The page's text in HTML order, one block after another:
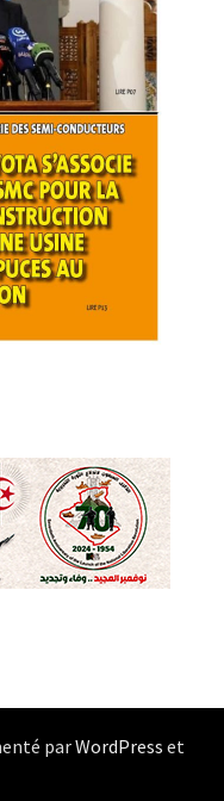
parWordPress et